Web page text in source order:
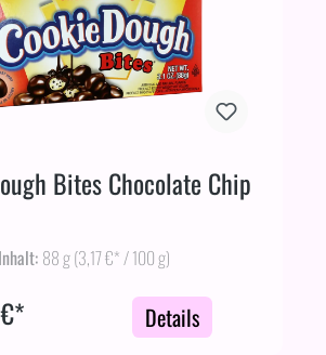
Bites Chocolate Chip
Inhalt: 88 g(3,17 €* / 100 g)
Details